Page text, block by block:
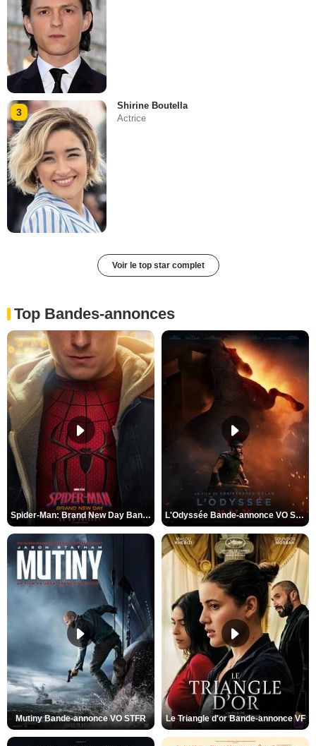
3
Shirine Boutella
Actrice
Voir le top star complet
Top Bandes-annonces
Spider-Man: Brand New Day Bande-annonce VO STFR L'Odyssée Bande-annonce VO STFR
Mutiny Bande-annonce VO STFR Le Triangle d'or Bande-annonce VF